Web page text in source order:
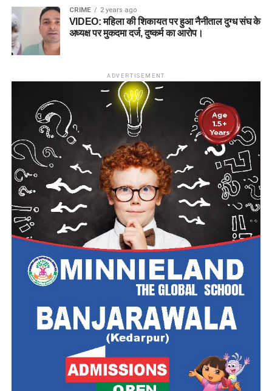
CRIME 2 years ago
VIDEO: महिला की शिकायत पर हुआ नैनीताल दुग्ध संघ के
अध्यक्ष पर मुकदमा दर्ज, दुष्कर्म का आरोप।
ADVERTISEMENT